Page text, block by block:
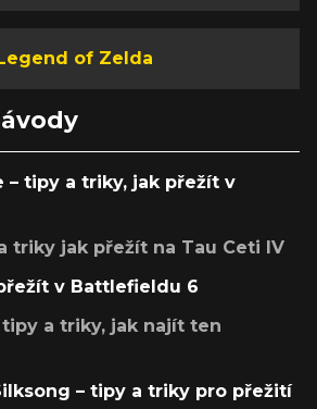
of Zelda
– tipy a triky, jak přežít v
triky jak přežít na Tau Ceti IV
v Battlefieldu 6
a triky, jak najít ten
– tipy a triky pro přežití